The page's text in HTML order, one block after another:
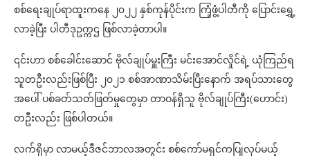
စစ်ရေးချုပ်ရာထူးကနေ ၂၀၂၂ နှစ်ကုန်ပိုင်းက ကြံ့ဖွံ့ပါတီကို ပြောင်းရွှေ့
လာခဲ့ပြီး ပါတီဒုဥက္ကဌ ဖြစ်လာခဲ့တာပါ။
၎င်းဟာ စစ်ခေါင်းဆောင် ဗိုလ်ချုပ်မှူးကြီး မင်းအောင်လှိုင်ရဲ့ ယုံကြည်ရ
သူတဦးလည်းဖြစ်ပြီး ၂၀၂၁ စစ်အာဏာသိမ်းပြီးနောက် အရပ်သားတွေ
အပေါ် ပစ်ခတ်သတ်ဖြတ်မှုတွေမှာ တာဝန်ရှိသူ ဗိုလ်ချုပ်ကြီး(ဟောင်း)
တဦးလည်း ဖြစ်ပါတယ်။
လက်ရှိမှာ လာမယ့်ဒီဇင်ဘာလအတွင်း စစ်ကော်မရှင်ကပြုလုပ်မယ့်